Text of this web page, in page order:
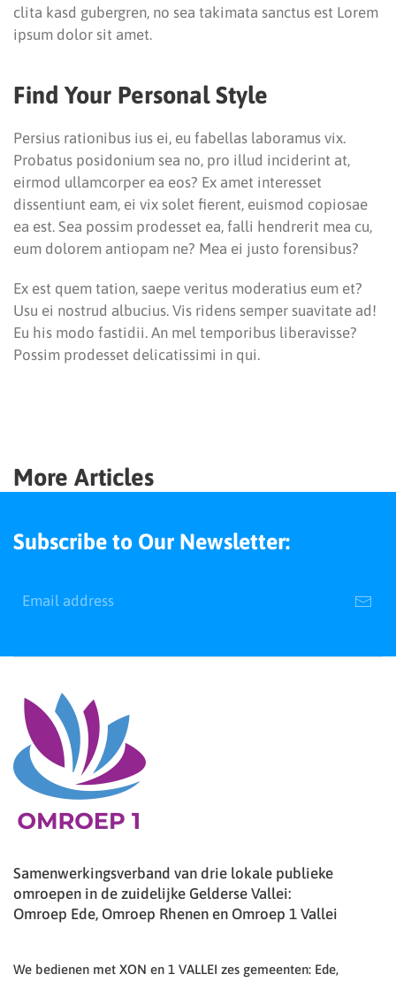
clita kasd gubergren, no sea takimata sanctus est Lorem
ipsum dolor sit amet.
Find Your Personal Style
Persius rationibus ius ei, eu fabellas laboramus vix.
Probatus posidonium sea no, pro illud inciderint at,
eirmod ullamcorper ea eos? Ex amet interesset
dissentiunt eam, ei vix solet fierent, euismod copiosae
ea est. Sea possim prodesset ea, falli hendrerit mea cu,
eum dolorem antiopam ne? Mea ei justo forensibus?
Ex est quem tation, saepe veritus moderatius eum et?
Usu ei nostrud albucius. Vis ridens semper suavitate ad!
Eu his modo fastidii. An mel temporibus liberavisse?
Possim prodesset delicatissimi in qui.
More Articles
Subscribe to Our Newsletter:
Samenwerkingsverband van drie lokale publieke
omroepen in de zuidelijke Gelderse Vallei:
Omroep Ede, Omroep Rhenen en Omroep 1 Vallei
We bedienen met XON en 1 VALLEI zes gemeenten: Ede,